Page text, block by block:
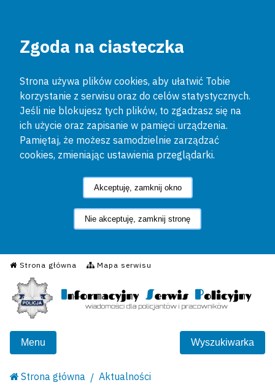
Zgoda na ciasteczka
Strona używa plików cookies, aby ułatwić Tobie
korzystanie z serwisu oraz do celów statystycznych.
Jeśli nie blokujesz tych plików, to zgadzasz się na
ich użycie oraz zapisanie w pamięci urządzenia.
Pamiętaj, że możesz samodzielnie zarządzać
cookies, zmieniając ustawienia przeglądarki.
Akceptuję, zamknij okno
Nie akceptuję, zamknij stronę
Strona główna Mapa serwisu
Informacyjny Serwis
Menu Wyszukiwarka
Strona główna Aktualności